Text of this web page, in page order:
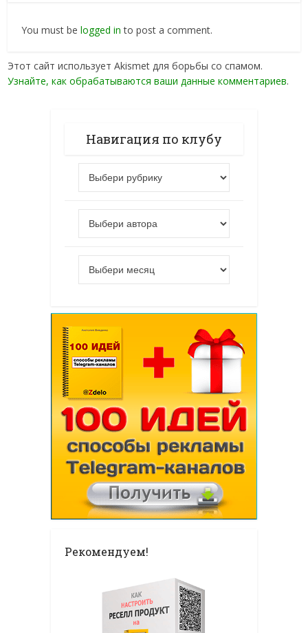
You must belogged in to post a comment.
Этот сайт использует Akismet для борьбы со спамом.
Узнайте, как обрабатываются ваши данные комментариев.
Навигация по клубу
Рекомендуем!